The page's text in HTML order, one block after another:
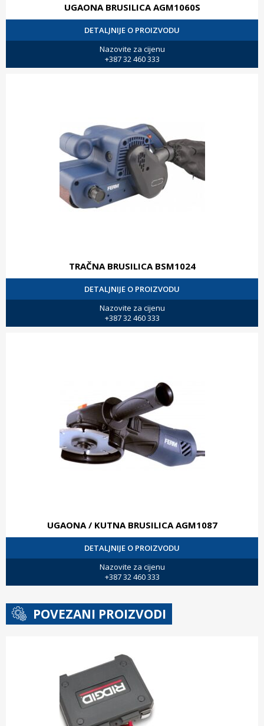
UGAONA BRUSILICA AGM1060S
DETALJNIJE O PROIZVODU
Nazovite za cijenu
+387 32 460 333
TRAČNA BRUSILICA BSM1024
DETALJNIJE O PROIZVODU
Nazovite za cijenu
+387 32 460 333
UGAONA / KUTNA BRUSILICA AGM1087
DETALJNIJE O PROIZVODU
Nazovite za cijenu
+387 32 460 333
POVEZANI PROIZVODI